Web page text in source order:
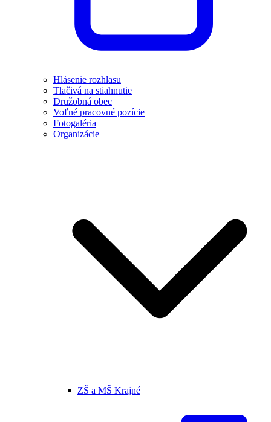
Hlásenie rozhlasu
Tlačivá na stiahnutie
Družobná obec
Voľné pracovné pozície
Fotogaléria
Organizácie
ZŠ a MŠ Krajné